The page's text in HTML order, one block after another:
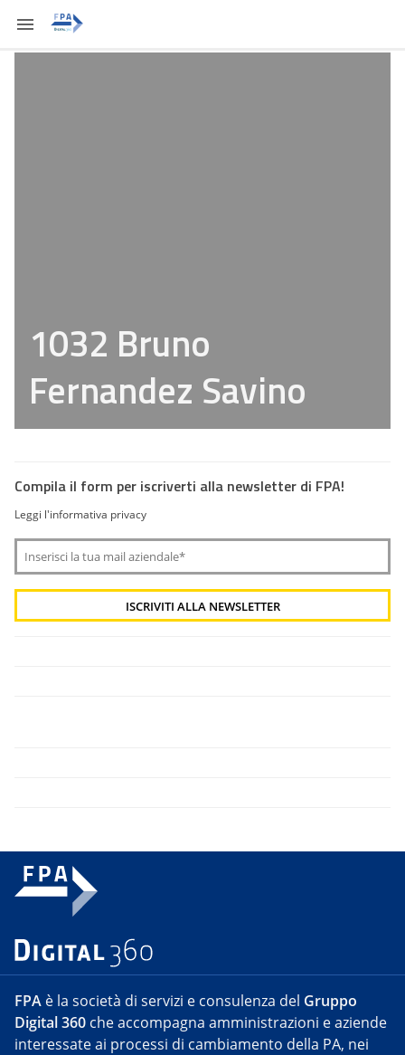
1032 Bruno
Fernandez Savino
Compila il form per iscriverti alla newsletter di FPA!
Leggi l'informativa privacy
FPA è la società di servizi e consulenza del Gruppo
Digital 360 che accompagna amministrazioni e aziende
interessate ai processi di cambiamento della PA, nei